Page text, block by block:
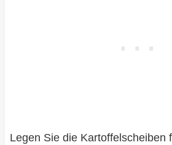
Legen Sie die Kartoffelscheiben